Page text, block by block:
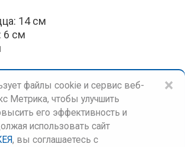
14 см
6 см
×
файлы cookie и сервис веб-
Метрика, чтобы улучшить
его эффективность и
использовать сайт
, вы соглашаетесь c